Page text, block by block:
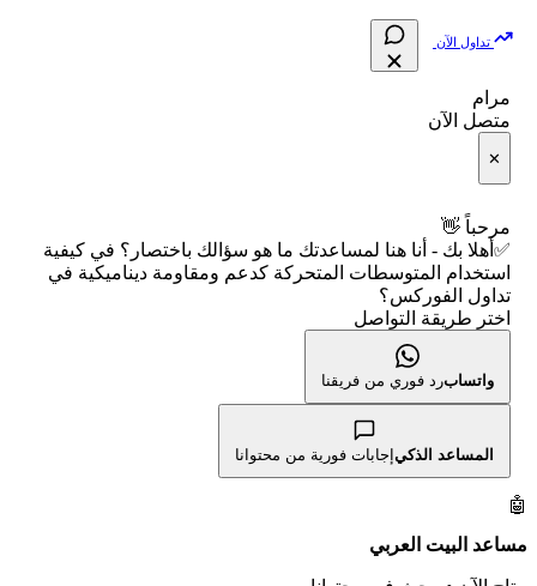
📋 جميع الأسهم
🕌 الأسهم الحلال
📊 حاسبة الربح التراكمي
🧮 حاسبة متوسط سعر السهم
🇺🇸 متى يفتح السوق الأمريكي؟
🛠️ كل الأدوات
سياسة تقييم الشركات
الإبلاغ عن شركة نصابة
سياسة الخصوصية
تداول الآن
مرام
متصل الآن
✕
مرحباً 👋
✅أهلا بك - أنا هنا لمساعدتك ما هو سؤالك باختصار؟ في كيفية
استخدام المتوسطات المتحركة كدعم ومقاومة ديناميكية في
تداول الفوركس؟
اختر طريقة التواصل
واتسابرد فوري من فريقنا
المساعد الذكي إجابات فورية من محتوانا
🤖
مساعد البيت العربي